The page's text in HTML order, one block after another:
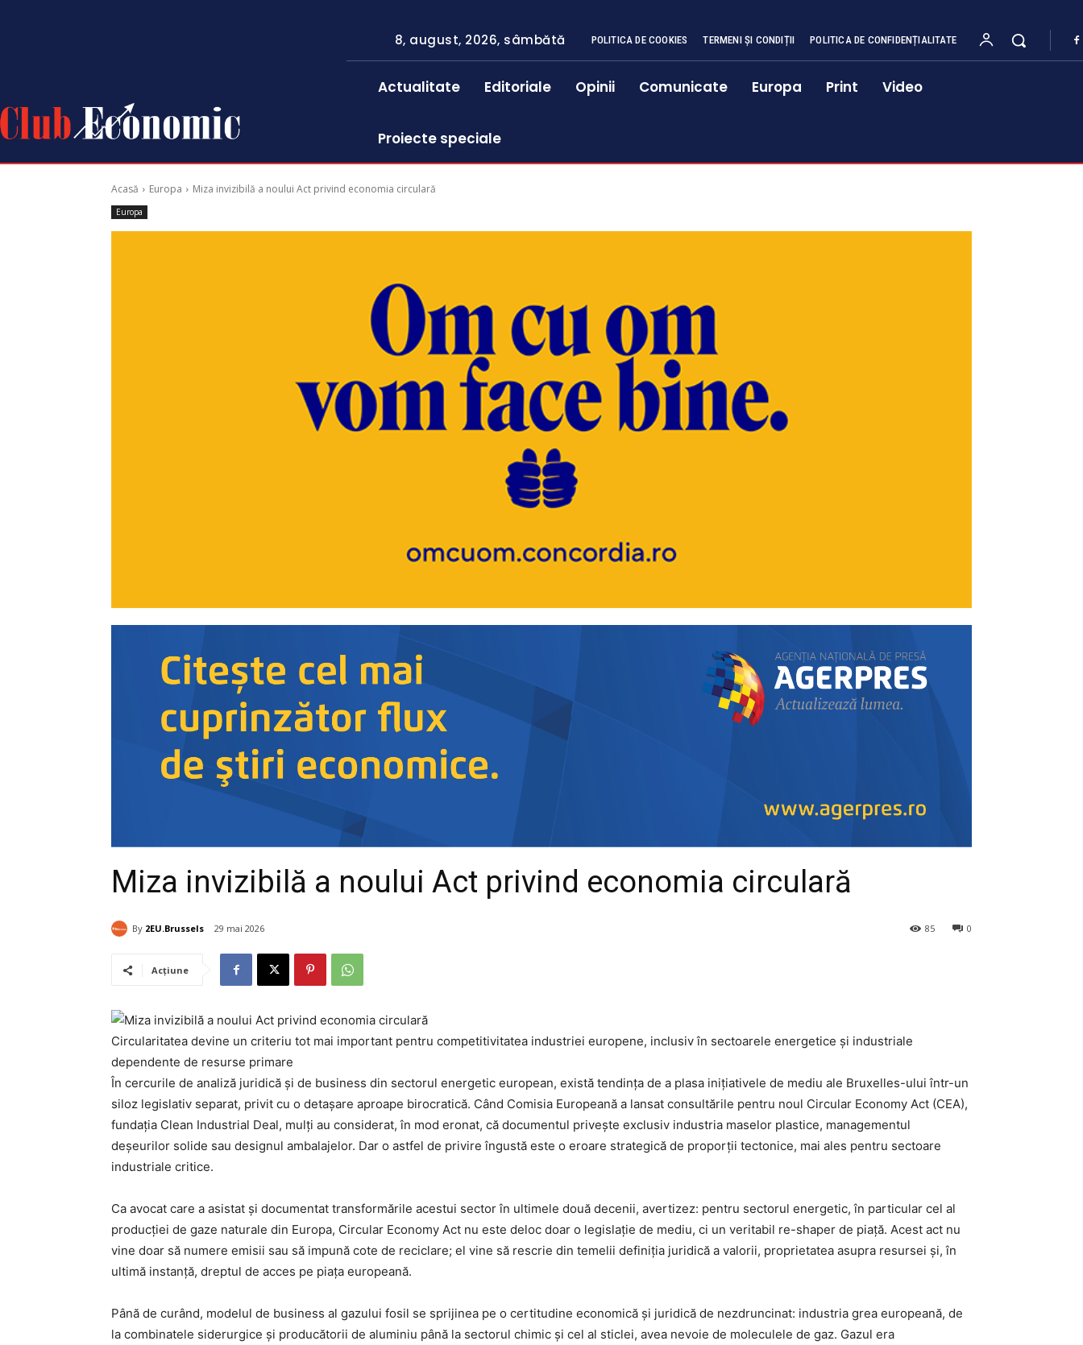
8, august, 2026, sâmbătă POLITICA DE COOKIES TERMENI ȘI CONDIȚII POLITICA DE CONFIDENȚIALITATE
Actualitate Editoriale Opinii Comunicate Europa Print Video
Proiecte speciale
Acasă Europa Miza invizibilă a noului Act privind economia circulară
Europa
Miza invizibilă a noului Act privind economia circulară
By 2EU.Brussels 29 mai 2026 0
85
Acțiune
Circularitatea devine un criteriu tot mai important pentru competitivitatea industriei europene, inclusiv în sectoarele energetice și industriale
dependente de resurse primare
În cercurile de analiză juridică și de business din sectorul energetic european, există tendința de a plasa inițiativele de mediu ale Bruxelles-ului într-un
siloz legislativ separat, privit cu o detașare aproape birocratică. Când Comisia Europeană a lansat consultările pentru noul Circular Economy Act (CEA),
fundația Clean Industrial Deal, mulți au considerat, în mod eronat, că documentul privește exclusiv industria maselor plastice, managementul
deșeurilor solide sau designul ambalajelor. Dar o astfel de privire îngustă este o eroare strategică de proporții tectonice, mai ales pentru sectoare
industriale critice.
Ca avocat care a asistat și documentat transformările acestui sector în ultimele două decenii, avertizez: pentru sectorul energetic, în particular cel al
producției de gaze naturale din Europa, Circular Economy Act nu este deloc doar o legislație de mediu, ci un veritabil re-shaper de piață. Acest act nu
vine doar să numere emisii sau să impună cote de reciclare; el vine să rescrie din temelii definiția juridică a valorii, proprietatea asupra resursei și, în
ultimă instanță, dreptul de acces pe piața europeană.
Până de curând, modelul de business al gazului fosil se sprijinea pe o certitudine economică și juridică de nezdruncinat: industria grea europeană, de
la combinatele siderurgice și producătorii de aluminiu până la sectorul chimic și cel al sticlei, avea nevoie de moleculele de gaz. Gazul era